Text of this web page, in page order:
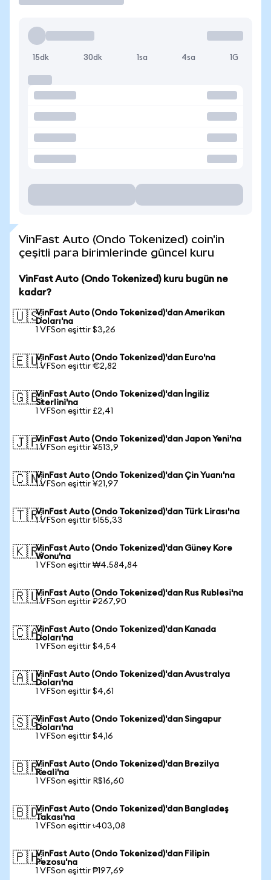
15dk 30dk 1sa 4sa 1G
VinFast Auto (Ondo Tokenized) coin'in
çeşitli para birimlerinde güncel kuru
VinFast Auto (Ondo Tokenized) kuru bugün ne
kadar?
🇺🇸VinFast Auto (Ondo Tokenized)'dan Amerikan
Doları'na
1 VFSon eşittir $3,26
🇪🇺VinFast Auto (Ondo Tokenized)'dan Euro'na
1 VFSon eşittir €2,82
🇬🇧VinFast Auto (Ondo Tokenized)'dan İngiliz
Sterlini'na
1 VFSon eşittir £2,41
🇯🇵VinFast Auto (Ondo Tokenized)'dan Japon Yeni'na
1 VFSon eşittir ¥513,9
🇨🇳VinFast Auto (Ondo Tokenized)'dan Çin Yuanı'na
1 VFSon eşittir ¥21,97
🇹🇷VinFast Auto (Ondo Tokenized)'dan Türk Lirası'na
1 VFSon eşittir ₺155,33
🇰🇷VinFast Auto (Ondo Tokenized)'dan Güney Kore
Wonu'na
1 VFSon eşittir ₩4.584,84
🇷🇺VinFast Auto (Ondo Tokenized)'dan Rus Rublesi'na
1 VFSon eşittir ₽267,90
🇨🇦VinFast Auto (Ondo Tokenized)'dan Kanada
Doları'na
1 VFSon eşittir $4,54
🇦🇺VinFast Auto (Ondo Tokenized)'dan Avustralya
Doları'na
1 VFSon eşittir $4,61
🇸🇬VinFast Auto (Ondo Tokenized)'dan Singapur
Doları'na
1 VFSon eşittir $4,16
🇧🇷VinFast Auto (Ondo Tokenized)'dan Brezilya
Reali'na
1 VFSon eşittir R$16,60
🇧🇩VinFast Auto (Ondo Tokenized)'dan Bangladeş
Takası'na
1 VFSon eşittir ৳403,08
🇵🇭VinFast Auto (Ondo Tokenized)'dan Filipin
Pezosu'na
1 VFSon eşittir ₱197,69